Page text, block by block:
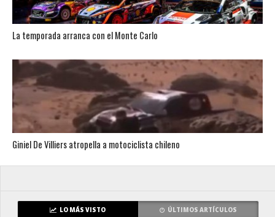
La temporada arranca con el Monte Carlo
Giniel De Villiers atropella a motociclista chileno
LO MÁS VISTO ÚLTIMOS ARTÍCULOS